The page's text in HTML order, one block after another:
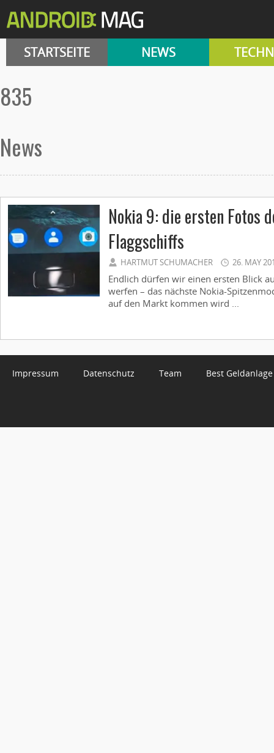
STARTSEITE NEWS
835
News
Nokia 9: die ersten Fotos
Flaggschiffs
HARTMUT SCHUMACHER 26. MAY
Endlich dürfen wir einen ersten Blick
werfen – das nächste Nokia-
auf den Markt kommen wird ...
Impressum Datenschutz Team Best Geldanlage